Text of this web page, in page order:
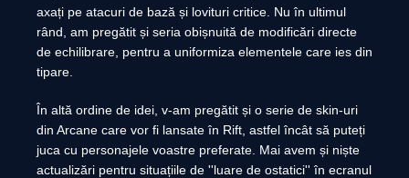
axați pe atacuri de bază și lovituri critice. Nu în ultimul
rând, am pregătit și seria obișnuită de modificări directe
de echilibrare, pentru a uniformiza elementele care ies din
tipare.
În altă ordine de idei, v-am pregătit și o serie de skin-uri
din Arcane care vor fi lansate în Rift, astfel încât să puteți
juca cu personajele voastre preferate. Mai avem și niște
actualizări pentru situațiile de ''luare de ostatici'' în ecranul